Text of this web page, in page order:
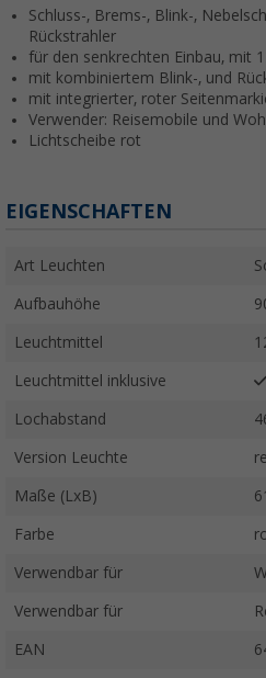
Schluss-, Brems-, Blink-,
Rückstrahler
für den senkrechten Einbau, mit
mit kombiniertem Blink-, und
mit integrierter, roter
Verwender: Reisemobile und
Lichtscheibe rot
EIGENSCHAFTEN
Art Leuchten
Aufbauhöhe
Leuchtmittel
Leuchtmittel inklusive
Lochabstand
Version Leuchte
Maße (LxB)
Farbe
Verwendbar für
Verwendbar für
EAN